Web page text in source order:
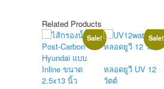
Related Products
Sale! Sale!
หลอดยูวี UV 12
วัตต์